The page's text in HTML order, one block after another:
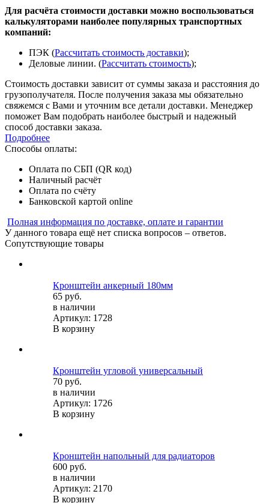
Для расчёта стоимости доставки можно воспользоваться
калькуляторами наиболее популярных транспортных
компаний:
ПЭК (Рассчитать стоимость доставки);
Деловые линии. (Рассчитать стоимость);
Стоимость доставки зависит от суммы заказа и расстояния до
грузополучателя. После получения заказа мы обязательно
свяжемся с Вами и уточним все детали доставки. Менеджер
поможет Вам подобрать наиболее быстрый и надежный
способ доставки заказа.
Подробнее
Способы оплаты:
Оплата по СБП (QR код)
Наличный расчёт
Оплата по счёту
Банковской картой online
Полная информация по доставке, оплате и гарантии
У данного товара ещё нет списка вопросов – ответов.
Сопутствующие товары
Кронштейн анкерный 180мм
65 руб.
в наличии
Артикул: 1728
В корзину
Кронштейн угловой универсальный
70 руб.
в наличии
Артикул: 1726
В корзину
Кронштейн напольный для радиаторов
600 руб.
в наличии
Артикул: 2170
В корзину